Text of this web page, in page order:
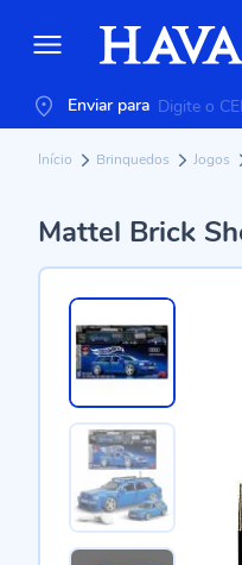
Enviar para
Início Brinquedos Jogos
Mattel Brick